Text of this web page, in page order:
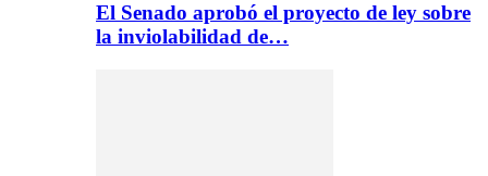
El Senado aprobó el proyecto de ley sobre
la inviolabilidad de…